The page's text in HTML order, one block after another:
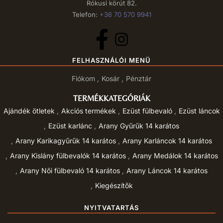
Rókusi körút 82.
Telefon: +36 70 570 9941
FELHASZNÁLÓI MENÜ
Fiókom Kosár Pénztár
TERMÉKKATEGÓRIÁK
Ajándék ötletek Akciós termékek Ezüst fülbevaló
Ezüst láncok
Ezüst karlánc
Arany Gyűrűk 14 karátos
Arany Karikagyűrűk 14 karátos
Arany Karláncok 14 karátos
Arany Kislány fülbevalók 14 karátos
Arany Medálok 14 karátos
Arany Női fülbevaló 14 karátos
Arany Láncok 14 karátos
Kiegészítők
NYITVATARTÁS